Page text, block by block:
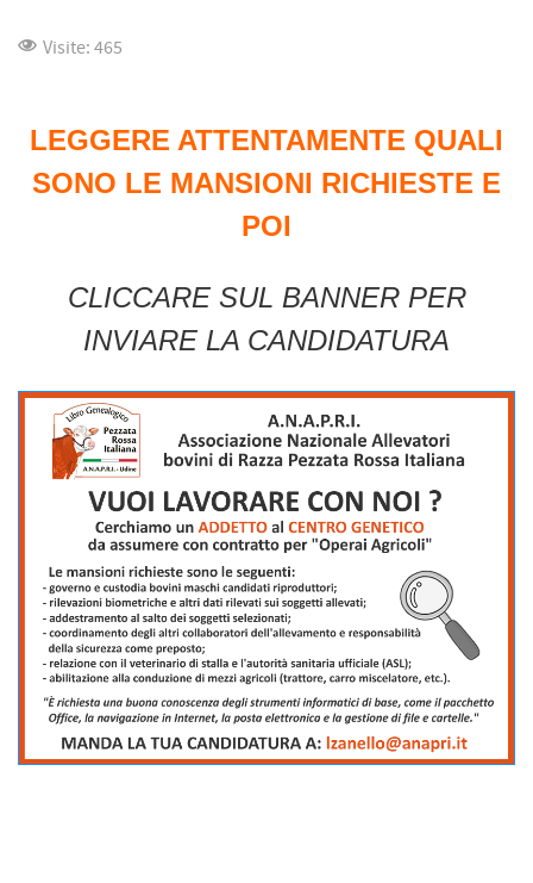
Visite: 465
LEGGERE ATTENTAMENTE QUALI
SONO LE MANSIONI RICHIESTE E
POI
CLICCARE SUL BANNER PER
INVIARE LA CANDIDATURA